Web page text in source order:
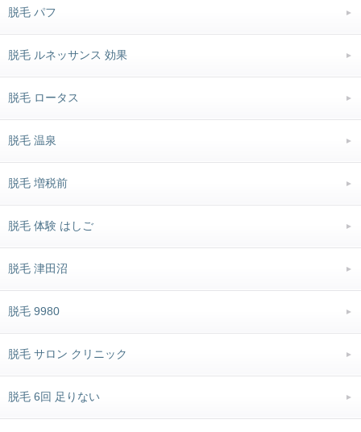
脱毛 パフ
脱毛 ルネッサンス 効果
脱毛 ロータス
脱毛 温泉
脱毛 増税前
脱毛 体験 はしご
脱毛 津田沼
脱毛 9980
脱毛 サロン クリニック
脱毛 6回 足りない